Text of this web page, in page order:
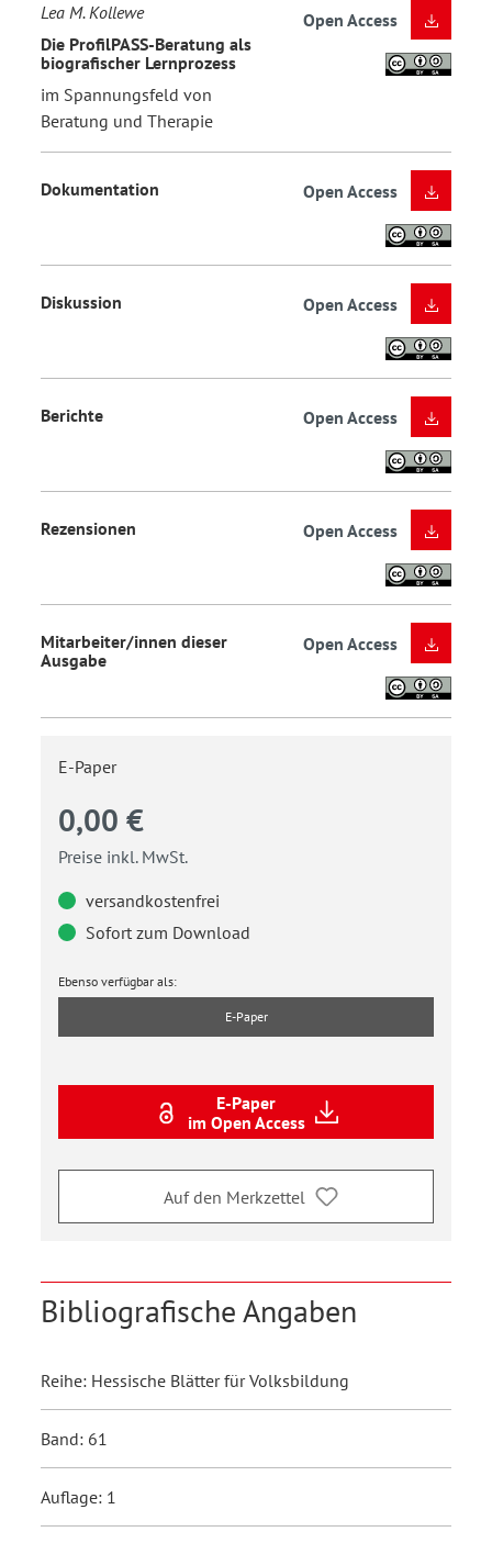
Lea M. Kollewe
Die ProfilPASS-Beratung als
biografischer Lernprozess
im Spannungsfeld von
Beratung und Therapie
Open Access
Dokumentation Open Access
Diskussion Open Access
Berichte Open Access
Rezensionen Open Access
Mitarbeiter/innen dieser
Ausgabe
Open Access
E-Paper
0,00 €
Preise inkl. MwSt.
versandkostenfrei
Sofort zum Download
Ebenso verfügbar als:
E-Paper
E-Paper
im Open Access
Auf den Merkzettel
Bibliografische Angaben
Reihe: Hessische Blätter für Volksbildung
Band: 61
Auflage: 1